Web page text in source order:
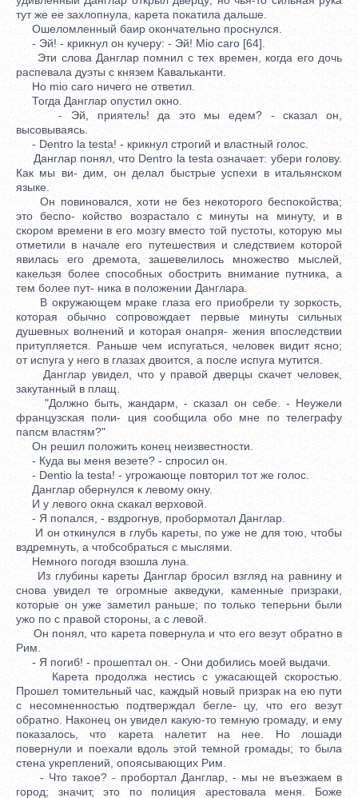
тут же ее захлопнула, карета покатила дальше.
Ошеломленный баир окончательно проснулся.
- Эй! - крикнул он кучеру: - Эй! Mio caro [64].
Эти слова Данглар помнил с тех времен, когда его дочь
распевала дуэты с князем Кавальканти.
Но mio саrо ничего не ответил.
Тогда Данглар опустил окно.
- Эй, приятель! да это мы едем? - сказал он,
высовываясь.
- Dentro la testa! - крикнул строгий и властный голос.
Данглар понял, что Dentro la testa означает: убери голову.
Как мы ви- дим, он делал быстрые успехи в итальянском
языке.
Он повиновался, хоти не без некоторого беспокойства;
это беспо- койство возрастало с минуты на минуту, и в
скором времени в его мозгу вместо той пустоты, которую мы
отметили в начале его путешествия и следствием которой
явилась его дремота, зашевелилось множество мыслей,
какельзя более способных обострить внимание путника, а
тем более пут- ника в положении Данглара.
В окружающем мраке глаза его приобрели ту зоркость,
которая обычно сопровождает первые минуты сильных
душевных волнений и которая онапря- жения впоследствии
притупляется. Раньше чем испугаться, человек видит ясно;
от испуга у него в глазах двоится, а после испуга мутится.
Данглар увидел, что у правой дверцы скачет человек,
закутанный в плащ.
"Должно быть, жандарм, - сказал он себе. - Неужели
французская поли- ция сообщила обо мне по телеграфу
папсм властям?"
Он решил положить конец неизвестности.
- Куда вы меня везете? - спросил он.
- Dentio la testa! - угрожающе повторил тот же голос.
Данглар обернулся к левому окну.
И у левого окна скакал верховой.
- Я попался, - вздрогнув, пробормотал Данглар.
И он откинулся в глубь кареты, по уже не для тою, чтобы
вздремнуть, а чтобсобраться с мыслями.
Немного погодя взошла луна.
Из глубины кареты Данглар бросил взгляд на равнину и
снова увидел те огромные акведуки, каменные призраки,
которые он уже заметил раньше; по только теперьни были
ужо по с правой стороны, а с левой.
Он понял, что карета повернула и что его везут обратно в
Рим.
- Я погиб! - прошептал он. - Они добились моей выдачи.
Карета продолжа нестись с ужасающей скоростью.
Прошел томительный час, каждый новый призрак на ею пути
с несомненностью подтверждал бегле- цу, что его везут
обратно. Наконец он увидел какую-то темную громаду, и ему
показалось, что карета налетит на нее. Но лошади
повернули и поехали вдоль этой темной громады; то была
стена укреплений, опоясывающих Рим.
- Что такое? - пробортал Данглар, - мы не въезжаем в
город; значит, это по полиция арестовала меня. Боже